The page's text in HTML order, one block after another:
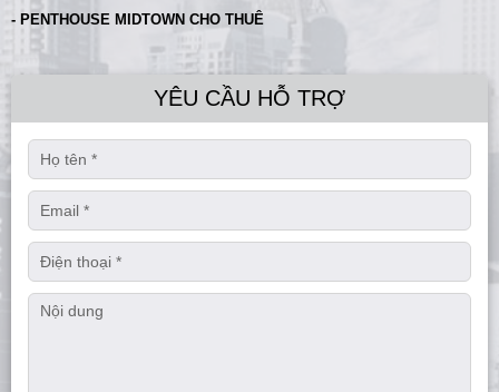
- PENTHOUSE MIDTOWN CHO THUÊ
YÊU CẦU HỖ TRỢ